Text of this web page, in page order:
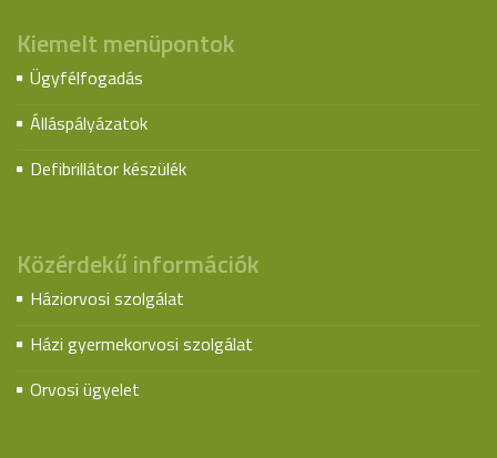
Kiemelt menüpontok
Ügyfélfogadás
Álláspályázatok
Defibrillátor készülék
Közérdekű információk
Háziorvosi szolgálat
Házi gyermekorvosi szolgálat
Orvosi ügyelet